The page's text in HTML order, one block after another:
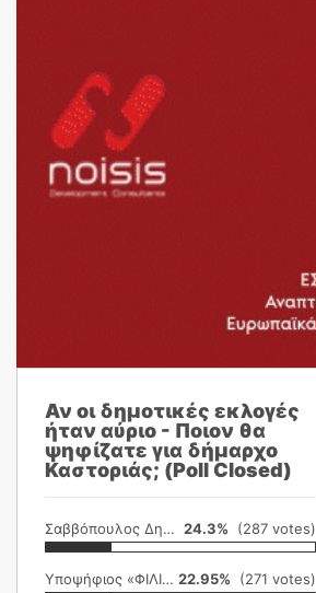
Αν οι δημοτικές εκλογές
ήταν αύριο - Ποιον θα
ψηφίζατε για δήμαρχο
Καστοριάς; (Poll Closed)
Σαββόπουλος Δημήτρης 24.3% (287 votes)
Υποψήφιος «ΦΙΛΙΚΗ ΕΤΑΙΡΕΙΑ» 22.95% (271 votes)